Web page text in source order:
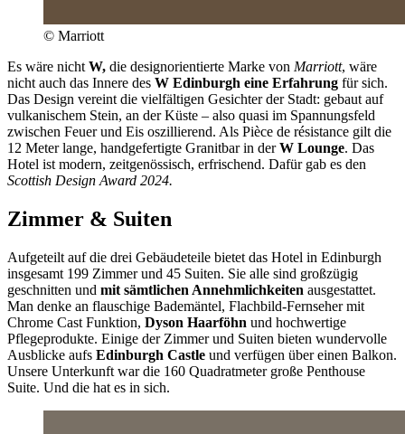
© Marriott
Es wäre nicht W, die designorientierte Marke von Marriott, wäre
nicht auch das Innere des W Edinburgh eine Erfahrung für sich.
Das Design vereint die vielfältigen Gesichter der Stadt: gebaut auf
vulkanischem Stein, an der Küste – also quasi im Spannungsfeld
zwischen Feuer und Eis oszillierend. Als Pièce de résistance gilt die
12 Meter lange, handgefertigte Granitbar in derW Lounge. Das
Hotel ist modern, zeitgenössisch, erfrischend. Dafür gab es den
Scottish Design Award 2024.
Zimmer & Suiten
Aufgeteilt auf die drei Gebäudeteile bietet das Hotel in Edinburgh
insgesamt 199 Zimmer und 45 Suiten. Sie alle sind großzügig
geschnitten und mit sämtlichen Annehmlichkeiten ausgestattet.
Man denke an flauschige Bademäntel, Flachbild-Fernseher mit
Chrome Cast Funktion, Dyson Haarföhn und hochwertige
Pflegeprodukte. Einige der Zimmer und Suiten bieten wundervolle
Ausblicke aufs Edinburgh Castle und verfügen über einen Balkon.
Unsere Unterkunft war die 160 Quadratmeter große Penthouse
Suite. Und die hat es in sich.